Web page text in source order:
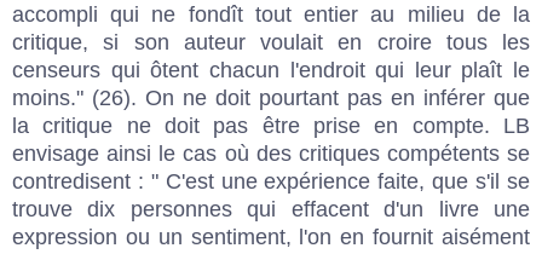
accompli qui ne fondît tout entier au milieu de la
critique, si son auteur voulait en croire tous les
censeurs qui ôtent chacun l'endroit qui leur plaît le
moins." (26). On ne doit pourtant pas en inférer que
la critique ne doit pas être prise en compte. LB
envisage ainsi le cas où des critiques compétents se
contredisent : " C'est une expérience faite, que s'il se
trouve dix personnes qui effacent d'un livre une
expression ou un sentiment, l'on en fournit aisément